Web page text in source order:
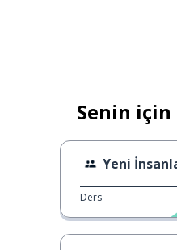
Senin
Yeni İnsanlar
Ders